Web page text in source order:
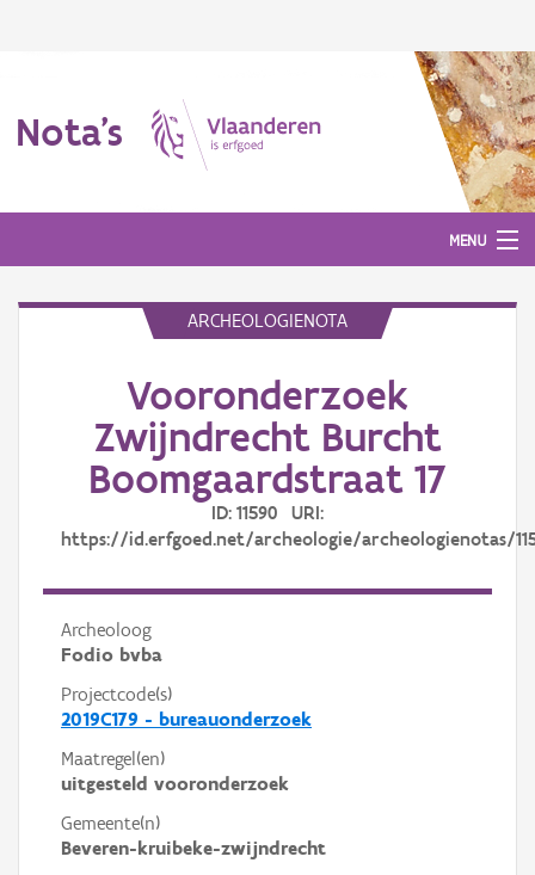
Nota's
MENU
ARCHEOLOGIENOTA
Vooronderzoek
Zwijndrecht Burcht
Boomgaardstraat 17
ID: 11590 URI:
https://id.erfgoed.net/archeologie/archeologienotas/
Archeoloog
Fodio bvba
Projectcode(s)
2019C179 - bureauonderzoek
Maatregel(en)
uitgesteld vooronderzoek
Gemeente(n)
Beveren-kruibeke-zwijndrecht